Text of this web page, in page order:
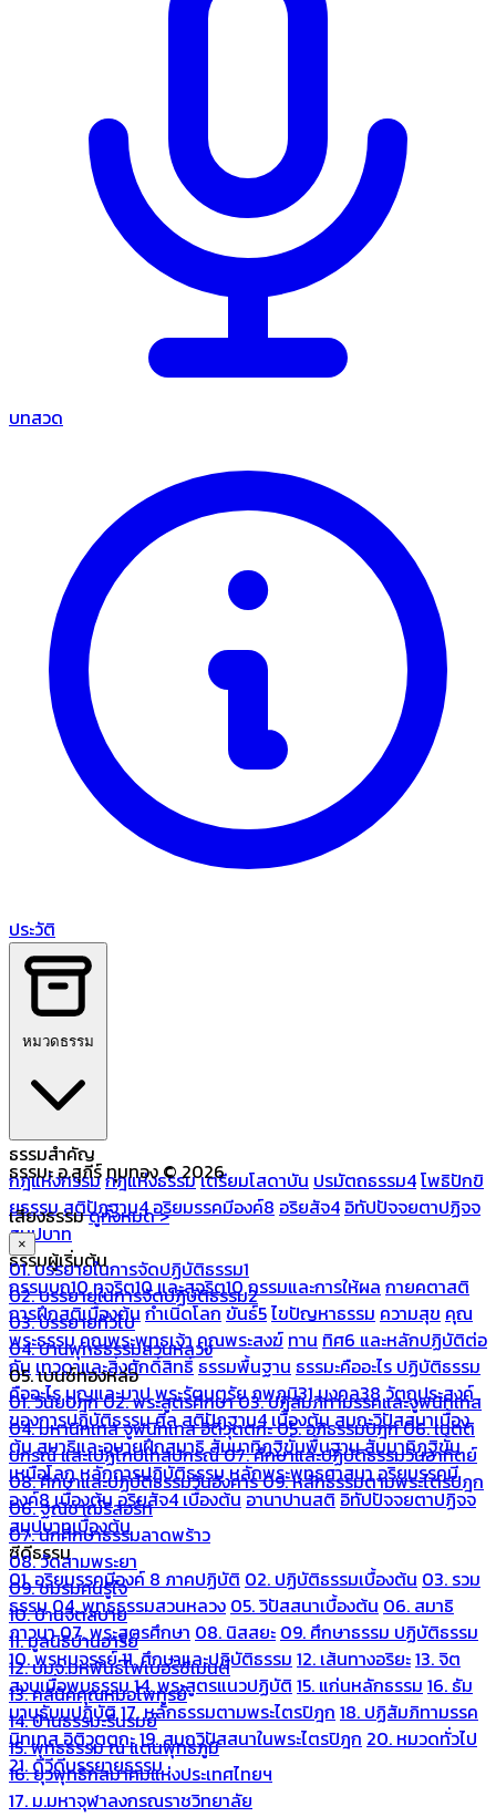
บทสวด
ประวัติ
หมวดธรรม
ธรรมสำคัญ
กฎแห่งกรรมกฎแห่งธรรมเตรียมโสดาบัน ปรมัตถธรรม4โพธิปักขิ
ยธรรมสติปัฏฐาน4อริยมรรคมีองค์8 อริยสัจ4 อิทัปปัจจยตาปฏิจจ
สมุปบาท
ธรรมผู้เริ่มต้น
กรรมบถ10 ทุจริต10 และสุจริต10กรรมและการให้ผล กายคตาสติ
การฝึกสติเบื้องต้นกำเนิดโลกขันธ์5ไขปัญหาธรรม ความสุข คุณ
พระธรรมคุณพระพุทธเจ้าคุณพระสงฆ์ ทาน ทิศ6 และหลักปฏิบัติต่อ
กันเทวดาและสิ่งศักดิ์สิทธิ์ธรรมพื้นฐาน ธรรมะคืออะไร ปฏิบัติธรรม
คืออะไรบุญและบาปพระรัตนตรัยภพภูมิ31 มงคล38 วัตถุประสงค์
ของการปฏิบัติธรรมศีลสติปัฏฐาน4 เบื้องต้นสมถะวิปัสสนาเบื้อง
ต้นสมาธิและอุบายฝึกสมาธิสัมมาทิฏฐิขั้นพื้นฐานสัมมาทิฏฐิขั้น
เหนือโลกหลักการปฏิบัติธรรมหลักพระพุทธศาสนาอริยมรรคมี
องค์8 เบื้องต้นอริยสัจ4 เบื้องต้นอานาปานสติอิทัปปัจจยตาปฏิจจ
สมุปบาทเบื้องต้น
ซีดีธรรม
01. อริยมรรคมีองค์ 8 ภาคปฏิบัติ 02. ปฏิบัติธรรมเบื้องต้น 03. รวม
ธรรม04. พุทธธรรมสวนหลวง 05. วิปัสสนาเบื้องต้น 06. สมาธิ
ภาวนา07. พระสูตรศึกษา 08. นิสสยะ 09. ศึกษาธรรม ปฏิบัติธรรม
10. พรหมจรรย์11. ศึกษาและปฏิบัติธรรม 12. เส้นทางอริยะ13. จิต
สงบเมื่อพบธรรม14. พระสูตรแนวปฏิบัติ 15. แก่นหลักธรรม 16. ธัม
มานุธัมมปฏิบัติ17. หลักธรรมตามพระไตรปิฎก 18. ปฏิสัมภิทามรรค
นิทเทส อิติวุตตกะ19. สมถวิปัสสนาในพระไตรปิฎก 20. หมวดทั่วไป
21. ดีวีดีบรรยายธรรม
ธรรมะ อ.สุภีร์ ทุมทอง © 2026
เสียงธรรมดูทั้งหมด >
×
01. บรรยายในการจัดปฏิบัติธรรม1
02. บรรยายในการจัดปฏิบัติธรรม2
03. บรรยายทั่วไป
04. บ้านพุทธธรรมสวนหลวง
05. เบนซ์ทองหล่อ
01. วินัยปิฎก02. พระสูตรศึกษา03. ปฏิสัมภิทามรรคและจูฬนิทเทส
04. มหานิทเทส จูฬนิทเทส อิติวุตตกะ05. อภิธรรมปิฎก06. เนตติ
ปกรณ์ และเปฏโกปเทสปกรณ์07. ศึกษาและปฏิบัติธรรมวันอาทิตย์
08. ศึกษาและปฏิบัติธรรมวันอังคาร09. หลักธรรมตามพระไตรปิฎก
06. ฐณิชาฌ์รีสอร์ท
07. นักศึกษาธรรมลาดพร้าว
08. วัดสามพระยา
09. ชมรมคนรู้ใจ
10. บ้านจิตสบาย
11. มูลนิธิบ้านอารีย์
12. บมจ.มหพันธ์ไฟเบอร์ซีเมนต์
13. คลีนิคคุณหมอไพทูรย์
14. บ้านธรรมะรื่นรมย์
15. พุทธธรรม ณ แดนพุทธภูมิ
16. ยุวพุทธิกสมาคมแห่งประเทศไทยฯ
17. ม.มหาจุฬาลงกรณราชวิทยาลัย